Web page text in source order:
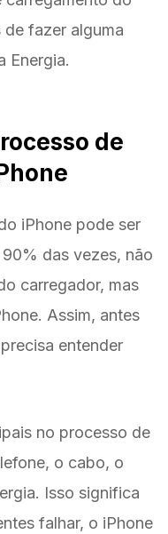
fazer alguma
Energia.
de
iPhone pode ser
das vezes, não
carregador, mas
Assim, antes
entender
no processo de
o cabo, o
Isso significa
falhar, o iPhone